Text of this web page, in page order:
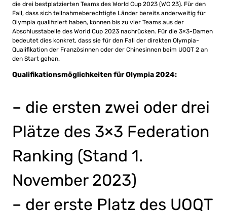
die drei bestplatzierten Teams des World Cup 2023 (WC 23). Für den
Fall, dass sich teilnahmeberechtigte Länder bereits anderweitig für
Olympia qualifiziert haben, können bis zu vier Teams aus der
Abschlusstabelle des World Cup 2023 nachrücken. Für die 3×3-Damen
bedeutet dies konkret, dass sie für den Fall der direkten Olympia-
Qualifikation der Französinnen oder der Chinesinnen beim UOQT 2 an
den Start gehen.
Qualifikationsmöglichkeiten für Olympia 2024:
– die ersten zwei oder drei
Plätze des 3×3 Federation
Ranking (Stand 1.
November 2023)
– der erste Platz des UOQT